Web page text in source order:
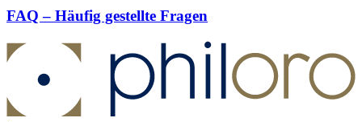
FAQ – Häufig gestellte Fragen